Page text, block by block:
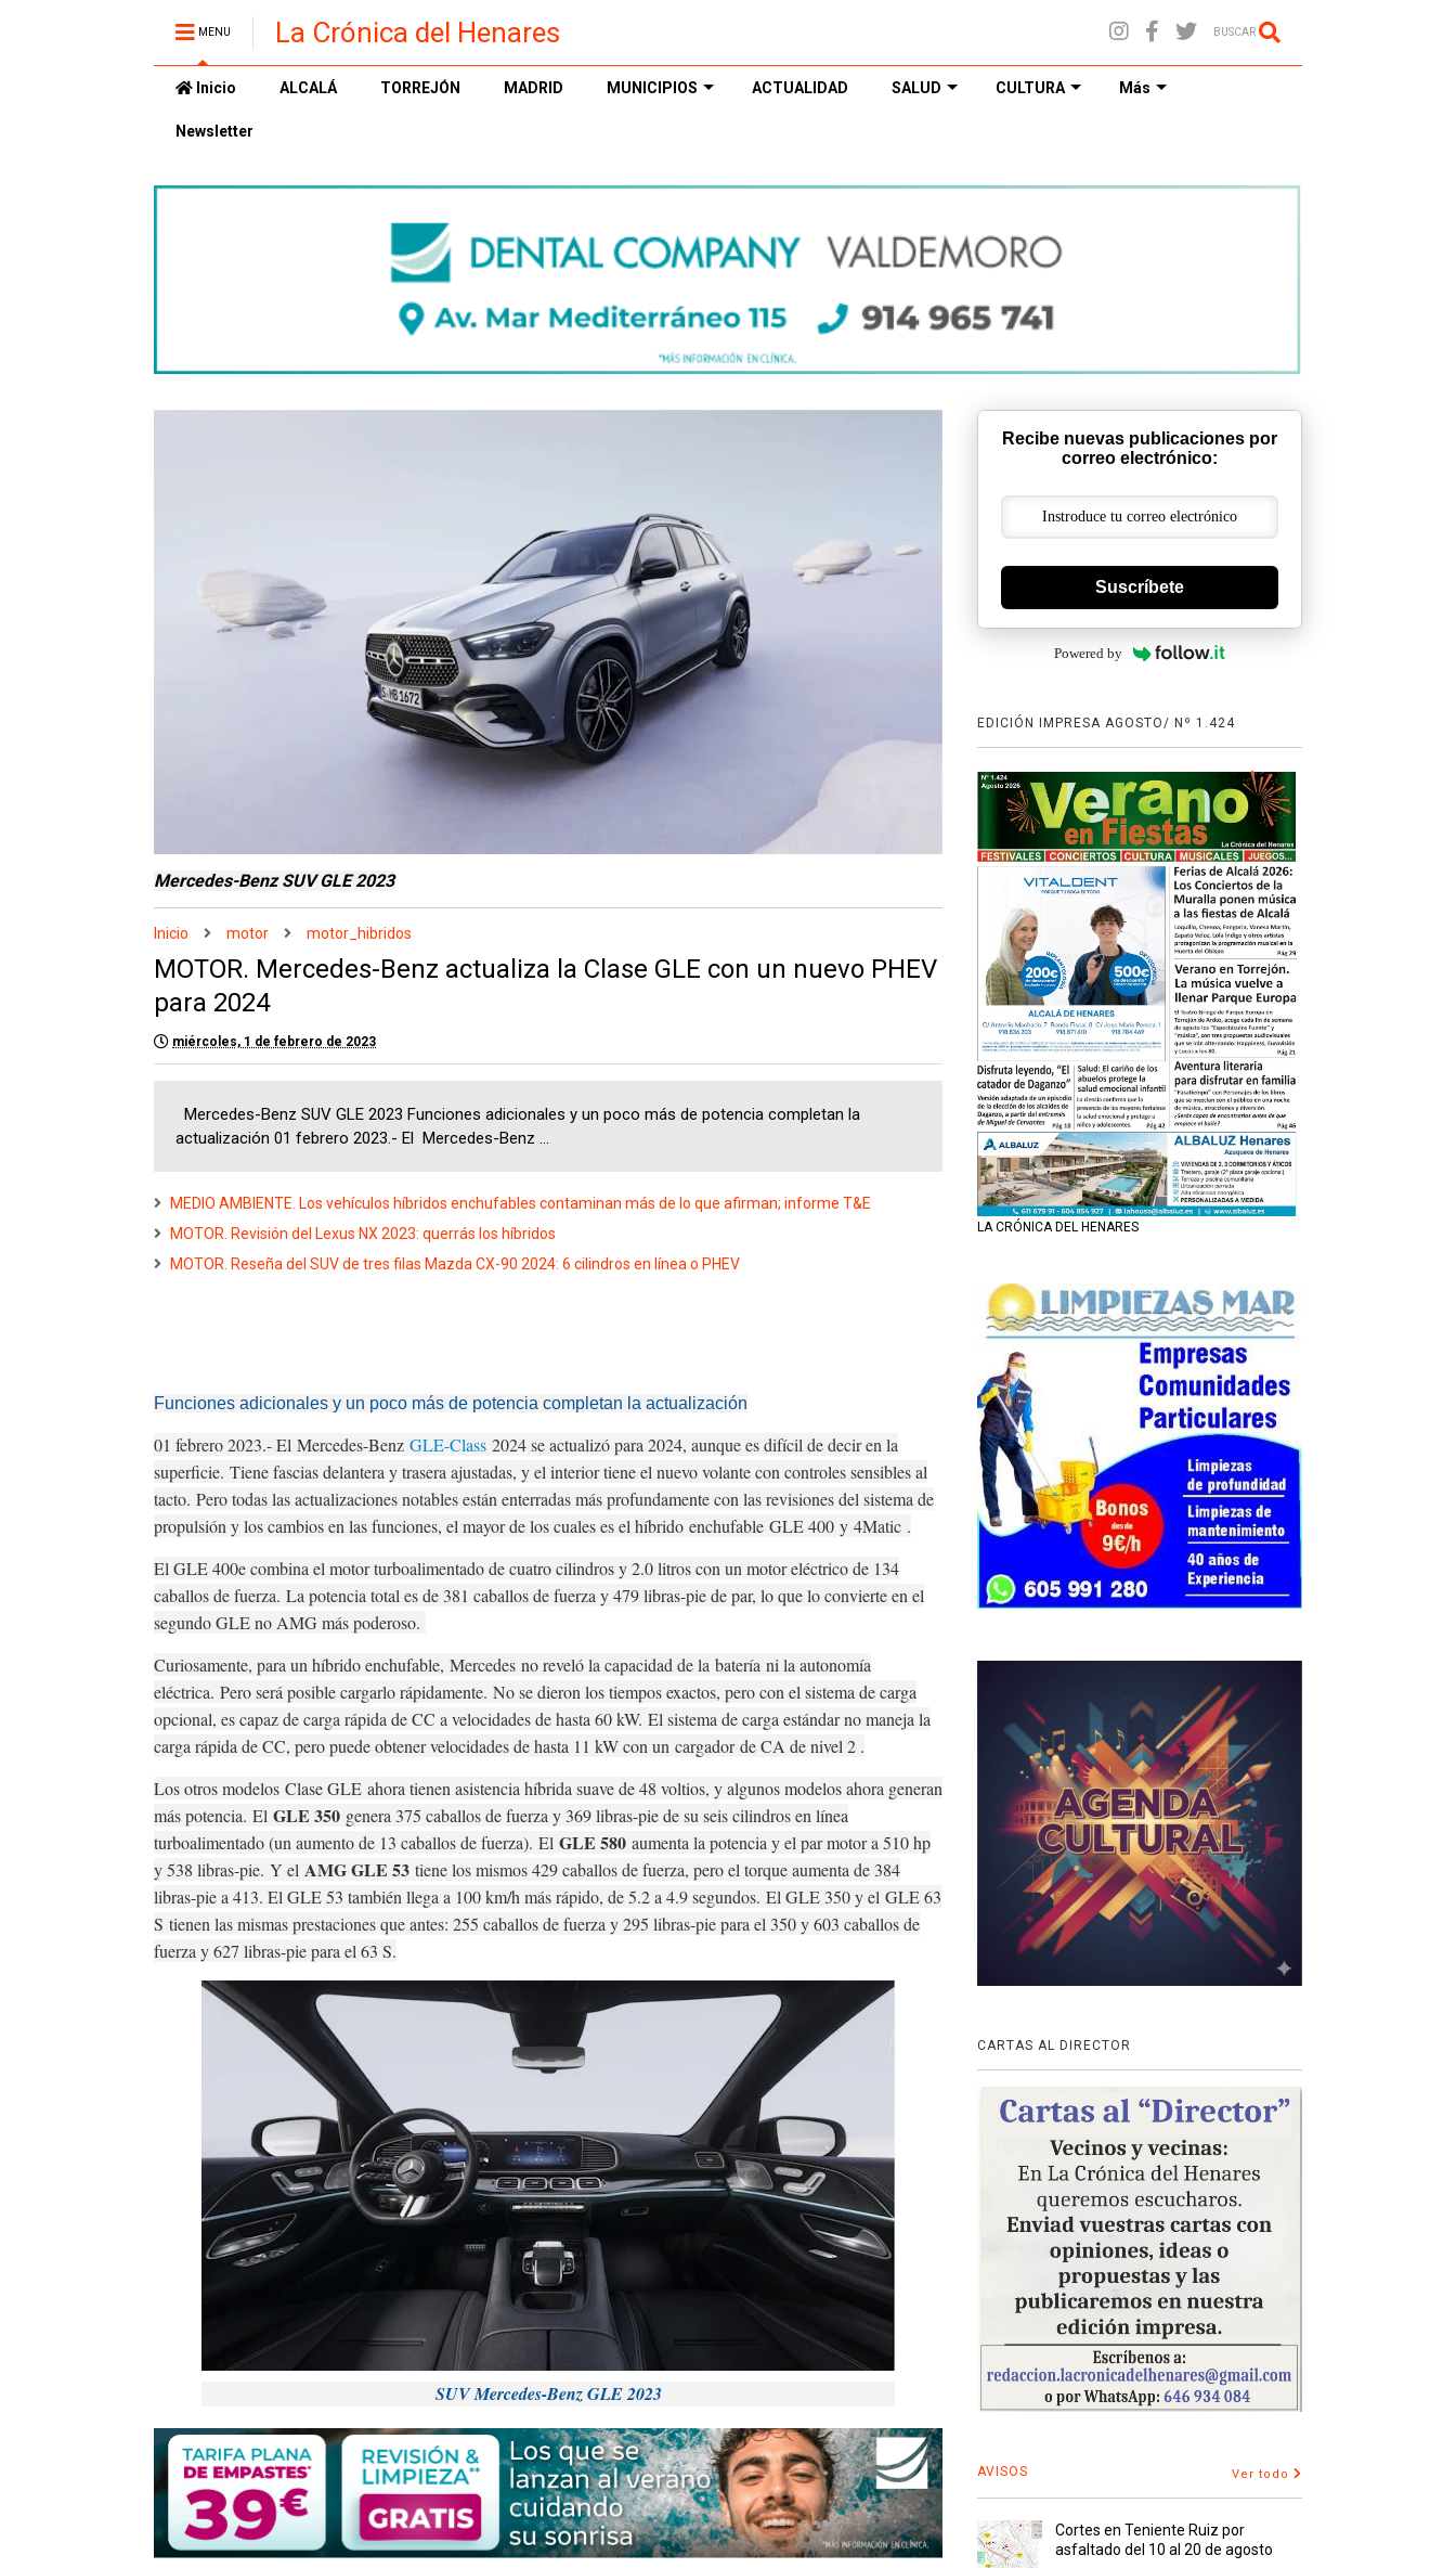
MENU La Crónica del Henares BUSCAR
Inicio ALCALÁ TORREJÓN MADRID MUNICIPIOS ACTUALIDAD SALUD CULTURA Más
Newsletter
Mercedes-Benz SUV GLE 2023
Inicio motor motor_hibridos
MOTOR. Mercedes-Benz actualiza la Clase GLE con un nuevo PHEV
para 2024
miércoles, 1 de febrero de 2023
Mercedes-Benz SUV GLE 2023 Funciones adicionales y un poco más de potencia completan la
actualización 01 febrero 2023.- El Mercedes-Benz ...
MEDIO AMBIENTE. Los vehículos híbridos enchufables contaminan más de lo que afirman; informe T&E
MOTOR. Revisión del Lexus NX 2023: querrás los híbridos
MOTOR. Reseña del SUV de tres filas Mazda CX-90 2024: 6 cilindros en línea o PHEV
Funciones adicionales y un poco más de potencia completan la actualización
01 febrero 2023.- El Mercedes-Benz GLE-Class 2024 se actualizó para 2024, aunque es difícil de decir en la
superficie. Tiene fascias delantera y trasera ajustadas, y el interior tiene el nuevo volante con controles sensibles al
tacto. Pero todas las actualizaciones notables están enterradas más profundamente con las revisiones del sistema de
propulsión y los cambios en las funciones, el mayor de los cuales es el híbrido enchufable GLE 400 y 4Matic .
El GLE 400e combina el motor turboalimentado de cuatro cilindros y 2.0 litros con un motor eléctrico de 134
caballos de fuerza. La potencia total es de 381 caballos de fuerza y ​​479 libras-pie de par, lo que lo convierte en el
segundo GLE no AMG más poderoso.
Curiosamente, para un híbrido enchufable, Mercedes no reveló la capacidad de la batería ni la autonomía
eléctrica. Pero será posible cargarlo rápidamente. No se dieron los tiempos exactos, pero con el sistema de carga
opcional, es capaz de carga rápida de CC a velocidades de hasta 60 kW. El sistema de carga estándar no maneja la
carga rápida de CC, pero puede obtener velocidades de hasta 11 kW con un cargadorde CA de nivel 2 .
Los otros modelos Clase GLE ahora tienen asistencia híbrida suave de 48 voltios, y algunos modelos ahora generan
más potencia. El GLE 350 genera 375 caballos de fuerza y ​​369 libras-pie de su seis cilindros en línea
turboalimentado (un aumento de 13 caballos de fuerza). El GLE 580 aumenta la potencia y el par motor a 510 hp
y 538 libras-pie. Y el AMG GLE 53 tiene los mismos 429 caballos de fuerza, pero el torque aumenta de 384
libras-pie a 413. El GLE 53 también llega a 100 km/h más rápido, de 5.2 a 4.9 segundos. El GLE 350 y el GLE 63
S tienen las mismas prestaciones que antes: 255 caballos de fuerza y ​​295 libras-pie para el 350 y 603 caballos de
fuerza y ​​627 libras-pie para el 63 S.
SUV Mercedes-Benz GLE 2023
Recibe nuevas publicaciones por
correo electrónico:
Suscríbete
Powered by
EDICIÓN IMPRESA AGOSTO/ Nº 1.424
LA CRÓNICA DEL HENARES
CARTAS AL DIRECTOR
AVISOS Ver todo
Cortes en Teniente Ruiz por
asfaltado del 10 al 20 de agosto